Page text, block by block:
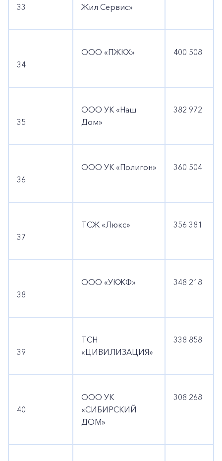
33
Жил Сервис»
34
ООО «ПЖКХ» 400 508
35
ООО УК «Наш
Дом»
382 972
36
ООО УК «Полигон» 360 504
37
ТСЖ «Люкс» 356 381
38
ООО «УКЖФ» 348 218
39
ТСН
«ЦИВИЛИЗАЦИЯ»
338 858
40
ООО УК
«СИБИРСКИЙ
ДОМ»
308 268